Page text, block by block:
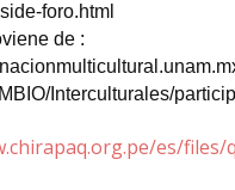
foro.html
de :
Interculturales/
es/files/